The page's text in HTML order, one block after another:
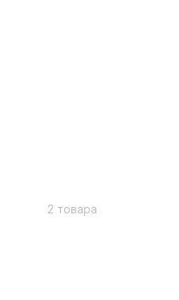
2 товара